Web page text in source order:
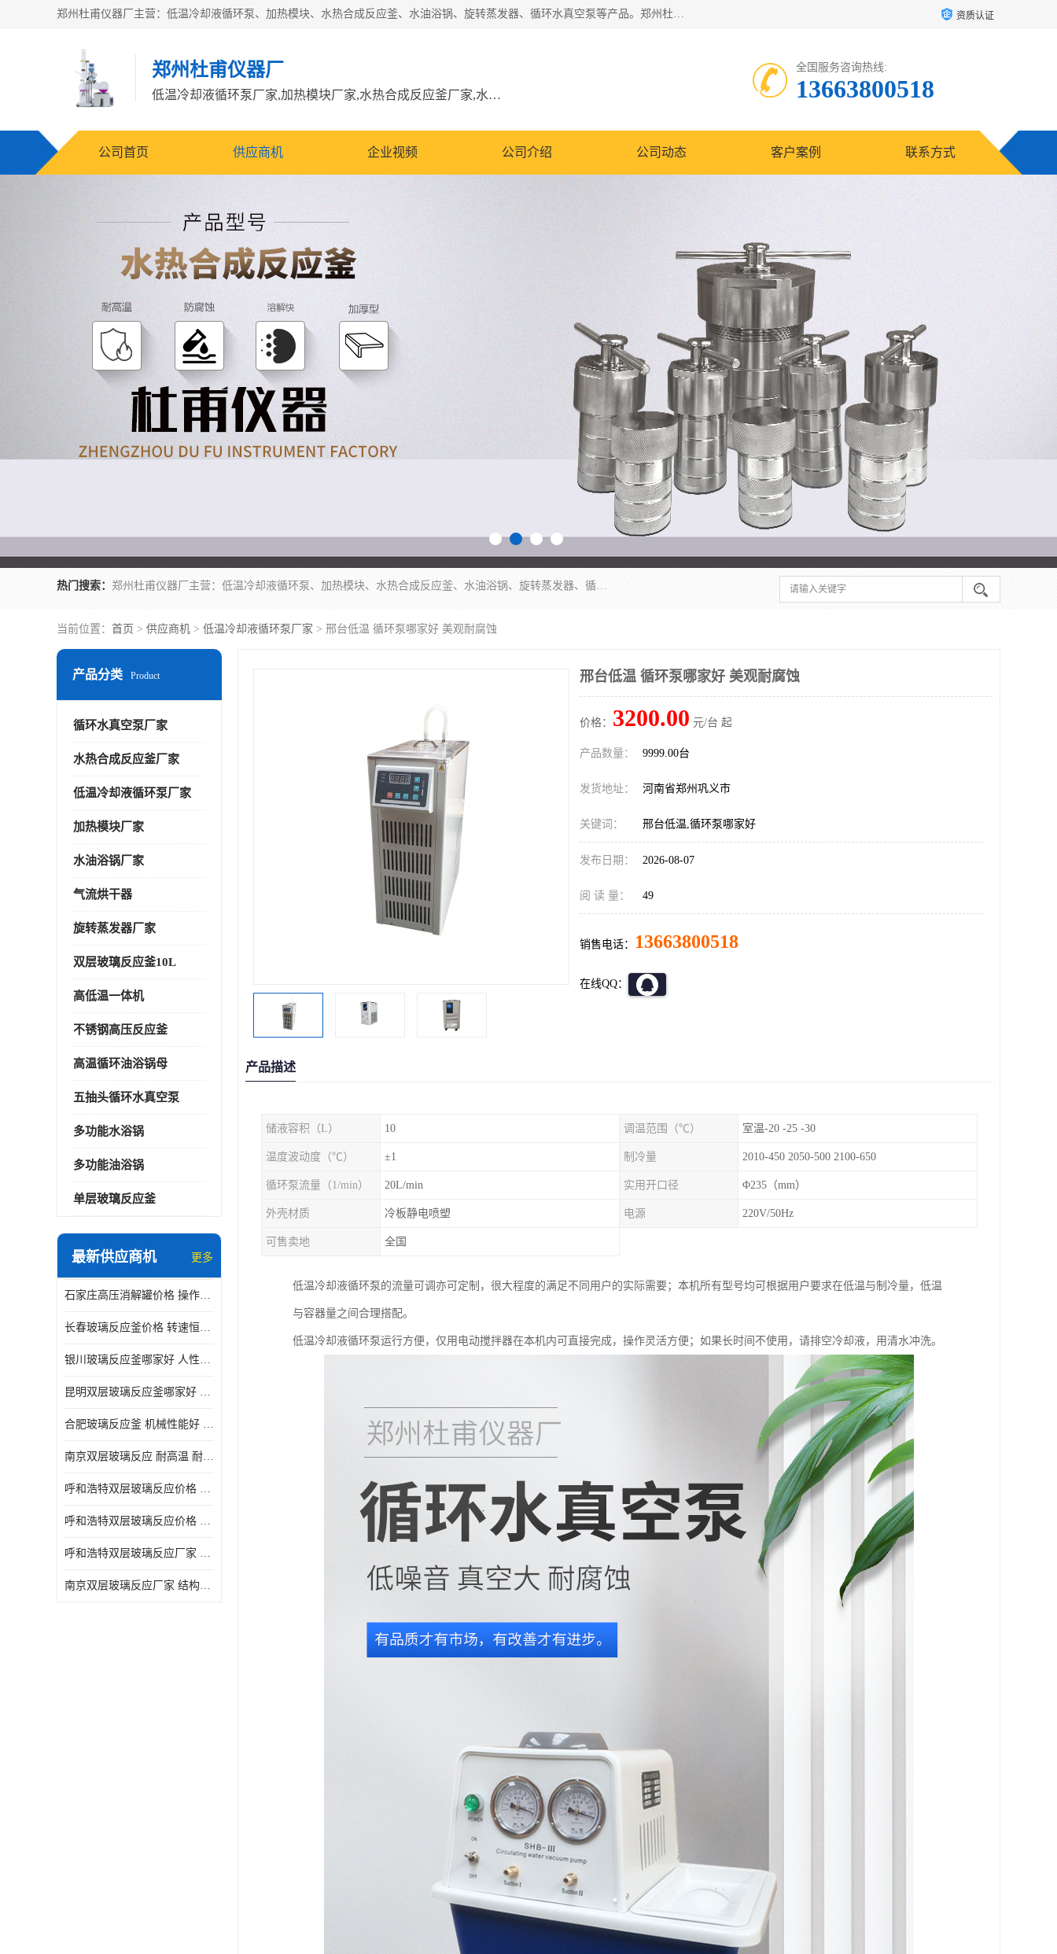
郑州杜甫仪器厂主营：低温冷却液循环泵、加热模块、水热合成反应釜、水油浴锅、旋转蒸发器、循环水真空泵等产品。郑州杜甫仪器厂在众多的教学仪器行业中依靠科技力量扬长避短、迅速发展，成为国家教委*生产教学仪器的厂家，产品具有国内良好水平，主导产品通过ISO9002质量认证。 资质认证
郑州杜甫仪器厂
低温冷却液循环泵厂家,加热模块厂家,水热合成反应釜厂家,水油浴锅厂家,旋转蒸发器厂家
全国服务咨询热线:
13663800518
公司首页 供应商机 企业视频 公司介绍 公司动态 客户案例 联系方式
热门搜索： 郑州杜甫仪器厂主营：低温冷却液循环泵、加热模块、水热合成反应釜、水油浴锅、旋转蒸发器、循环水真空泵等产品。郑州杜甫仪器厂在众多的教学仪器行业中依靠科技力量扬长避短、迅速发展，成为国家教委*生产教学仪器的厂家，产品具有国内良好水平，主导产品通过ISO9002质量认证。
当前位置： 首页 > 供应商机 > 低温冷却液循环泵厂家 > 邢台低温 循环泵哪家好 美观耐腐蚀
产品分类 Product
循环水真空泵厂家
水热合成反应釜厂家
低温冷却液循环泵厂家
加热模块厂家
水油浴锅厂家
气流烘干器
旋转蒸发器厂家
双层玻璃反应釜10L
高低温一体机
不锈钢高压反应釜
高温循环油浴锅母
五抽头循环水真空泵
多功能水浴锅
多功能油浴锅
单层玻璃反应釜
最新供应商机 更多
石家庄高压消解罐价格 操作简单 使用安全
长春玻璃反应釜价格 转速恒定 机械性能好
银川玻璃反应釜哪家好 人性化设计 可连续工作
昆明双层玻璃反应釜哪家好 人性化设计 可连续工作 机械性能好
合肥玻璃反应釜 机械性能好 可连续工作
南京双层玻璃反应 耐高温 耐腐蚀 空载不宜高速运转
呼和浩特双层玻璃反应价格 安全稳定 机械性能好
呼和浩特双层玻璃反应价格 结构紧凑 可做加热反应
呼和浩特双层玻璃反应厂家 转速恒定 空载不宜高速运转
南京双层玻璃反应厂家 结构紧凑 可连续工作 可做加热反应
邢台低温 循环泵哪家好 美观耐腐蚀
价格： 3200.00 元/台 起
产品数量： 9999.00台
发货地址： 河南省郑州巩义市
关键词： 邢台低温,循环泵哪家好
发布日期： 2026-08-07
阅 读 量： 49
销售电话： 13663800518
在线QQ：
产品描述
储液容积（L） 10 调温范围（℃） 室温-20 -25 -30
温度波动度（℃） ±1 制冷量 2010-450 2050-500 2100-650
循环泵流量（1/min） 20L/min 实用开口径 Φ235（mm）
外壳材质 冷板静电喷塑 电源 220V/50Hz
可售卖地 全国
低温冷却液循环泵的流量可调亦可定制，很大程度的满足不同用户的实际需要；本机所有型号均可根据用户要求在低温与制冷量，低温
与容器量之间合理搭配。
低温冷却液循环泵运行方便，仅用电动搅拌器在本机内可直接完成，操作灵活方便；如果长时间不使用，请排空冷却液，用清水冲洗。